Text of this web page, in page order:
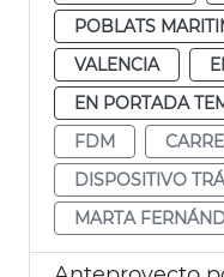
POBLATS
VALENCIA
EN PORTADA
FDM
DISPOSITIVO
MARTA